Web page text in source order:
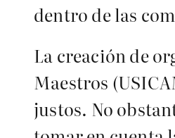
dentro de las
La creación de
Maestros
justos. No